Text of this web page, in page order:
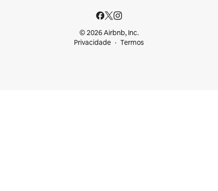
© 2026 Airbnb, Inc.
Privacidade
Termos